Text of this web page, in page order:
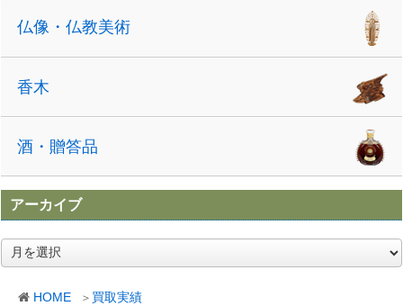
HOME
買取実績
仏像・仏教美術
香木
酒・贈答品
アーカイブ
ア
ー